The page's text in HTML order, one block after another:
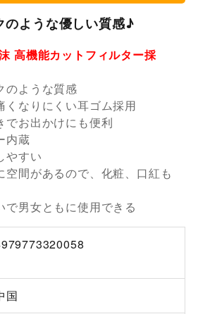
のような優しい質感♪
高機能カットフィルター採
のような質感
くなりにくい耳ゴム採用
でお出かけにも便利
内蔵
やすい
空間があるので、化粧、口紅も
で男女ともに使用できる
国